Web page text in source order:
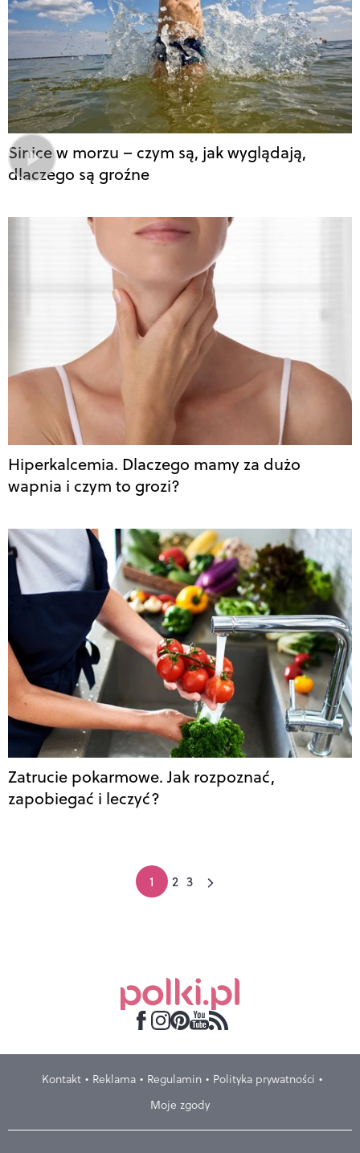
Sinice w morzu – czym są, jak wyglądają,
dlaczego są groźne
Hiperkalcemia. Dlaczego mamy za dużo
wapnia i czym to grozi?
Zatrucie pokarmowe. Jak rozpoznać,
zapobiegać i leczyć?
1 2 3
Kontakt Reklama Regulamin
Polityka prywatności
Moje zgody